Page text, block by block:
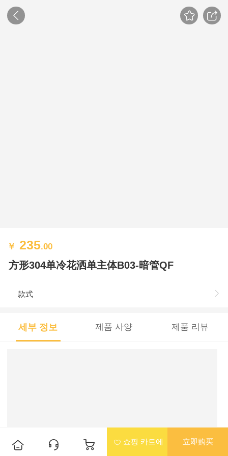
￥ 235.00
方形304单冷花洒单主体B03-暗管QF
款式
세부 정보 제품 사양 제품 리뷰
쇼핑 카트에 立即购买